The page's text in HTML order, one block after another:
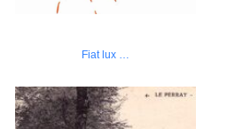
Fiat lux …